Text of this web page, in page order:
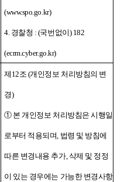
(www.spo.go.kr)
4. 경찰청 : (국번없이) 182
(ecrm.cyber.go.kr)
제12조 (개인정보 처리방침의 변
경)
① 본 개인정보 처리방침은 시행일
로부터 적용되며, 법령 및 방침에
따른 변경내용 추가, 삭제 및 정정
이 있는 경우에는 가능한 변경사항